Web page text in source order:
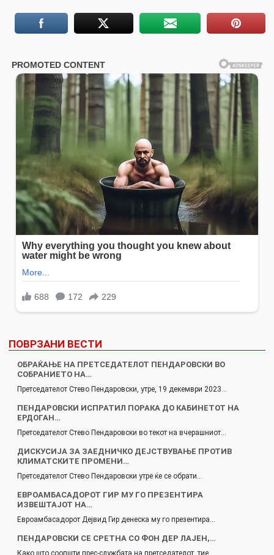
ПОВРЗАНИ ВЕСТИ
ОБРАЌАЊЕ НА ПРЕТСЕДАТЕЛОТ ПЕНДАРОВСКИ ВО
СОБРАНИЕТО НА…
Претседателот Стево Пендаровски, утре, 19 декември 2023…
ПЕНДАРОВСКИ ИСПРАТИЛ ПОРАКА ДО КАБИНЕТОТ НА
ЕРДОГАН…
Претседателот Стево Пендаровски во текот на вчерашниот…
ДИСКУСИЈА ЗА ЗАЕДНИЧКО ДЕЈСТВУВАЊЕ ПРОТИВ
КЛИМАТСКИТЕ ПРОМЕНИ…
Претседателот Стево Пендаровски утре ќе се обрати…
ЕВРОАМБАСАДОРОТ ГИР МУ ГО ПРЕЗЕНТИРА
ИЗВЕШТАЈОТ НА…
Евроамбасадорот Дејвид Гир денеска му го презентира…
ПЕНДАРОВСКИ СЕ СРЕТНА СО ФОН ДЕР ЛАЈЕН,…